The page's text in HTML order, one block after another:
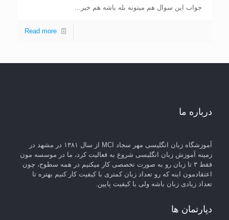
جواب این سوال هم میتونه بله باشه هم خیر...
Read more
درباره ما
آموزشگاه زبان انگلیسی مهر سجاد MCI از سال ۱۳۸۱ در مشهد در
زمینه آموزش زبان انگلیسی شروع به فعالیت کرد، ما در موسسه مون
فقط ۳ تا زبان رو به صورت تخصصی کار میکنیم در همه سطوح، چون
اعتقادمون اینه که رو تعداد زبان کمتری با کیفیت کار کنیم بهتره تا
تعداد زیادی زبان باشه ولی با کیفیت پایین.
دپارتمان ها